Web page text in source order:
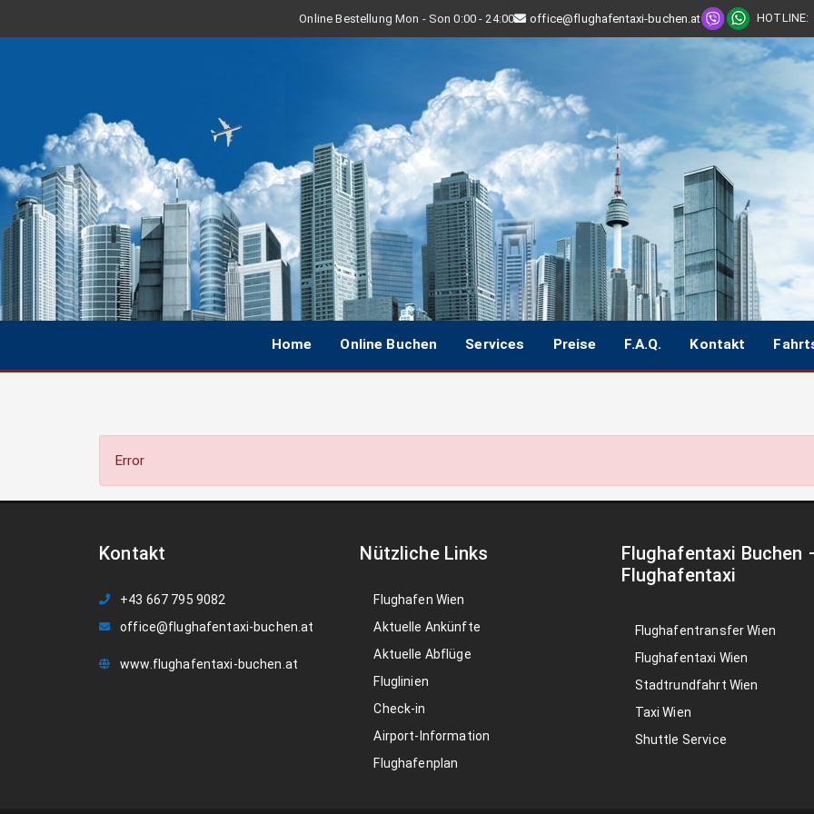
Online Bestellung Mon - Son 0:00 - 24:00 office@flughafentaxi-buchen.at HOTLINE:
Home Online Buchen Services Preise F.A.Q. Kontakt
Error
Kontakt
+43 667 795 9082
office@flughafentaxi-buchen.at
www.flughafentaxi-buchen.at
Nützliche Links
Flughafen Wien
Aktuelle Ankünfte
Aktuelle Abflüge
Fluglinien
Check-in
Airport-Information
Flughafenplan
Flughafentaxi Buchen
Flughafentaxi
Flughafentransfer Wien
Flughafentaxi Wien
Stadtrundfahrt Wien
Taxi Wien
Shuttle Service